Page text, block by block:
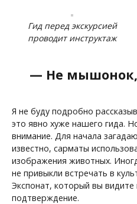
Гид перед экскурсией
проводит инструктаж
— Не
Я не буду подробно
это явно хуже нашего гида.
внимание. Для начала
известно, сарматы
изображения животных.
не привыкли встречать в
Экспонат, который вы
подтверждение.